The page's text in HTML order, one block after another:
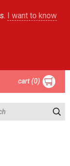
I want to know
cart (0)